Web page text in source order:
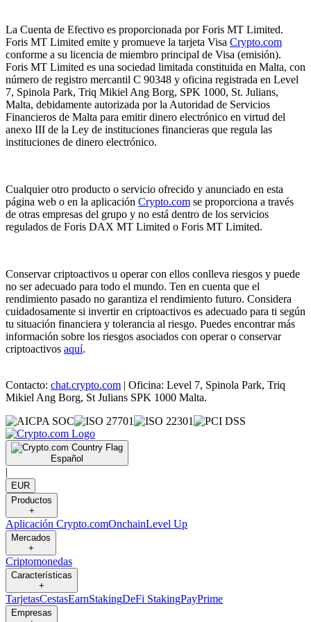
La Cuenta de Efectivo es proporcionada por Foris MT Limited.
Foris MT Limited emite y promueve la tarjeta Visa Crypto.com
conforme a su licencia de miembro principal de Visa (emisión).
Foris MT Limited es una sociedad limitada constituida en Malta, con
número de registro mercantil C 90348 y oficina registrada en Level
7, Spinola Park, Triq Mikiel Ang Borg, SPK 1000, St. Julians,
Malta, debidamente autorizada por la Autoridad de Servicios
Financieros de Malta para emitir dinero electrónico en virtud del
anexo III de la Ley de instituciones financieras que regula las
instituciones de dinero electrónico.
Cualquier otro producto o servicio ofrecido y anunciado en esta
página web o en la aplicación Crypto.com se proporciona a través
de otras empresas del grupo y no está dentro de los servicios
regulados de Foris DAX MT Limited o Foris MT Limited.
Conservar criptoactivos u operar con ellos conlleva riesgos y puede
no ser adecuado para todo el mundo. Ten en cuenta que el
rendimiento pasado no garantiza el rendimiento futuro. Considera
cuidadosamente si invertir en criptoactivos es adecuado para ti según
tu situación financiera y tolerancia al riesgo. Puedes encontrar más
información sobre los riesgos asociados con operar o conservar
criptoactivos aquí.
Contacto: chat.crypto.com | Oficina: Level 7, Spinola Park, Triq
Mikiel Ang Borg, St Julians SPK 1000 Malta.
Español
|
EUR
Productos
+
Aplicación Crypto.comOnchainLevel Up
Mercados
+
Criptomonedas
Características
+
TarjetasCestasEarnStakingDeFi StakingPayPrime
Empresas